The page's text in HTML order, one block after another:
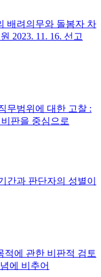
배려의무와 돌봄자 차
2023. 11. 16. 선고
무범위에 대한 고찰 :
판을 중심으로
간과 판단자의 성별이
적에 관한 비판적 검토
에 비추어